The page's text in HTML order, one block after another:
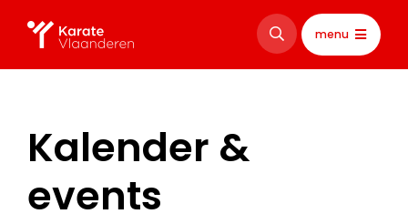
menu
Kalender &
events